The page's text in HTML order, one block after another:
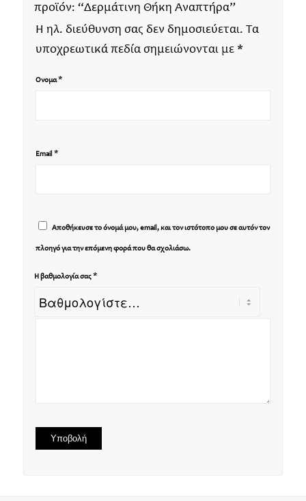
προϊόν: “Δερμάτινη Θήκη Αναπτήρα”
Η ηλ. διεύθυνση σας δεν δημοσιεύεται. Τα
υποχρεωτικά πεδία σημειώνονται με *
Όνομα*
Email *
Αποθήκευσε το όνομά μου, email, και τον ιστότοπο μου σε αυτόν τον
πλοηγό για την επόμενη φορά που θα σχολιάσω.
Η βαθμολογία σας *